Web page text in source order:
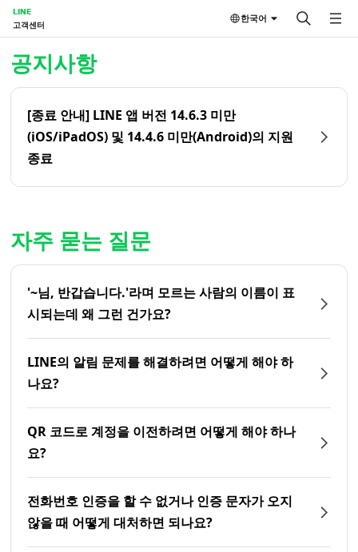
LINE
고객센터
한국어
공지사항
[종료 안내] LINE 앱 버전 14.6.3 미만
(iOS/iPadOS) 및 14.4.6 미만(Android)의 지원
종료
자주 묻는 질문
'~님, 반갑습니다.'라며 모르는 사람의 이름이 표
시되는데 왜 그런 건가요?
LINE의 알림 문제를 해결하려면 어떻게 해야 하
나요?
QR 코드로 계정을 이전하려면 어떻게 해야 하나
요?
전화번호 인증을 할 수 없거나 인증 문자가 오지
않을 때 어떻게 대처하면 되나요?